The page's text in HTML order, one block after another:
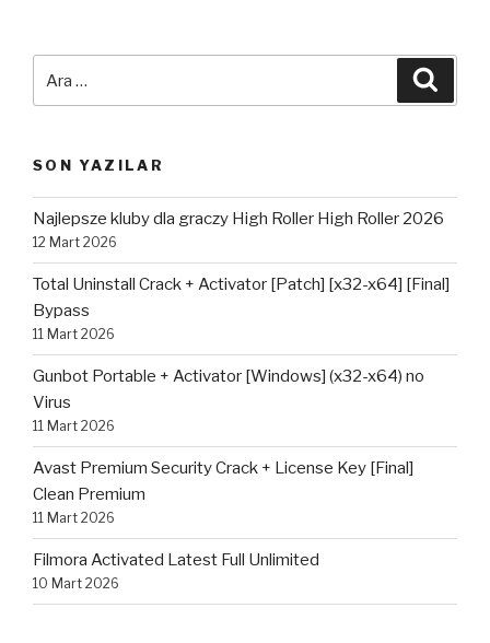
SON YAZILAR
Najlepsze kluby dla graczy High Roller High Roller 2026
12 Mart 2026
Total Uninstall Crack + Activator [Patch] [x32-x64] [Final]
Bypass
11 Mart 2026
Gunbot Portable + Activator [Windows] (x32-x64) no
Virus
11 Mart 2026
Avast Premium Security Crack + License Key [Final]
Clean Premium
11 Mart 2026
Filmora Activated Latest Full Unlimited
10 Mart 2026